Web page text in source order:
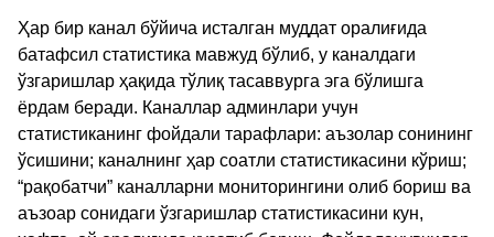
Ҳар бир канал бўйича исталган муддат оралиғида
батафсил статистика мавжуд бўлиб, у каналдаги
ўзгаришлар ҳақида тўлиқ тасаввурга эга бўлишга
ёрдам беради. Каналлар админлари учун
статистиканинг фойдали тарафлари: аъзолар сонининг
ўсишини; каналнинг ҳар соатли статистикасини кўриш;
“рақобатчи” каналларни мониторингини олиб бориш ва
аъзоар сонидаги ўзгаришлар статистикасини кун,